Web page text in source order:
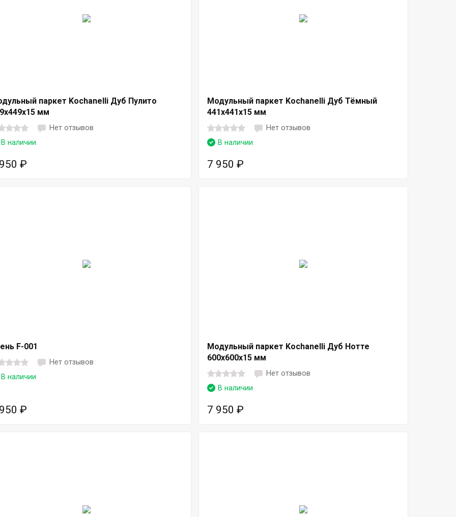
паркет Kochanelli Дуб Пулито
мм
Нет отзывов
В наличии
₽
Модульный паркет Kochanelli Дуб Тёмный
441x441x15 мм
Нет отзывов
В наличии
7 950 ₽
F-001
Нет отзывов
В наличии
₽
Модульный паркет Kochanelli Дуб Нотте
600х600х15 мм
Нет отзывов
В наличии
7 950 ₽